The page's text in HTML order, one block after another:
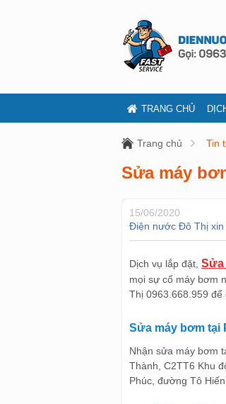
TRANG CHỦ
Trang chủ Tin
Sửa máy
15/06/2020
Điện nước Đô Thị xin
Dịch vụ lắp đặt, Sửa
mọi sự cố máy bơm
Thị 0963.668.959
Sửa máy bơm tại
Nhận sửa máy bơm
Thành, C2TT6 Khu
Phúc, đường Tô